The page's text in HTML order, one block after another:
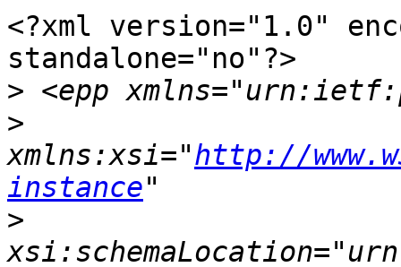
<?xml version="1.0"
standalone="no"?>
>
>
xmlns:xsi="http://
instance
>